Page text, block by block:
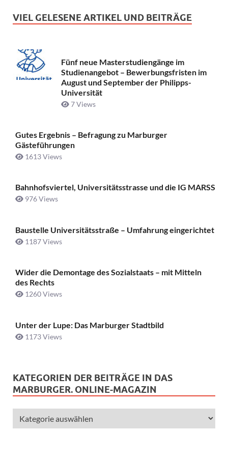
VIEL GELESENE ARTIKEL UND BEITRÄGE
Fünf neue Masterstudiengänge im
Studienangebot – Bewerbungsfristen im
August und September der Philipps-
Universität
7 Views
Gutes Ergebnis – Befragung zu Marburger
Gästeführungen
1613 Views
Bahnhofsviertel, Universitätsstrasse und die IG MARSS
976 Views
Baustelle Universitätsstraße ­– Umfahrung eingerichtet
1187 Views
Wider die Demontage des Sozialstaats – mit Mitteln
des Rechts
1260 Views
Unter der Lupe: Das Marburger Stadtbild
1173 Views
KATEGORIEN DER BEITRÄGE IN DAS
MARBURGER. ONLINE-MAGAZIN